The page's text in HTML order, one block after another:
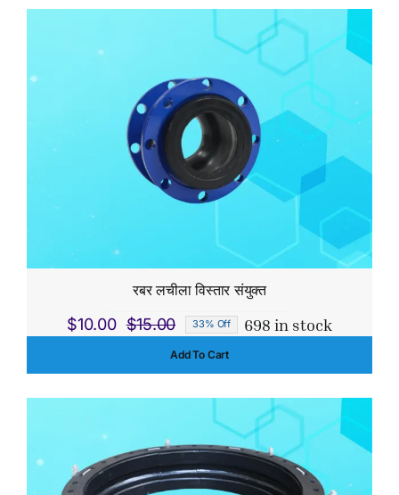
रबर लचीला विस्तार संयुक्त
$15.00
Original
price
$10.00
Current
price
33% Off 698 in stock
Add To Cart